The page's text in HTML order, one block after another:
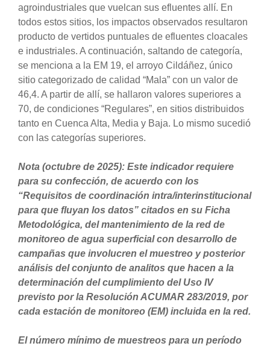
agroindustriales que vuelcan sus efluentes allí. En
todos estos sitios, los impactos observados resultaron
producto de vertidos puntuales de efluentes cloacales
e industriales. A continuación, saltando de categoría,
se menciona a la EM 19, el arroyo Cildáñez, único
sitio categorizado de calidad “Mala” con un valor de
46,4. A partir de allí, se hallaron valores superiores a
70, de condiciones “Regulares”, en sitios distribuidos
tanto en Cuenca Alta, Media y Baja. Lo mismo sucedió
con las categorías superiores.
Nota (octubre de 2025): Este indicador requiere
para su confección, de acuerdo con los
“Requisitos de coordinación intra/interinstitucional
para que fluyan los datos” citados en su Ficha
Metodológica, del mantenimiento de la red de
monitoreo de agua superficial con desarrollo de
campañas que involucren el muestreo y posterior
análisis del conjunto de analitos que hacen a la
determinación del cumplimiento del Uso IV
previsto por la Resolución ACUMAR 283/2019, por
cada estación de monitoreo (EM) incluida en la red.
El número mínimo de muestreos para un período